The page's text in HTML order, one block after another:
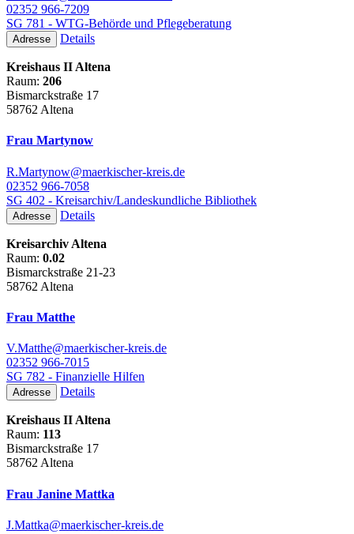
02352 966-7209
SG 781 - WTG-Behörde und Pflegeberatung
Adresse Details
Kreishaus II Altena
Raum: 206
Bismarckstraße 17
58762 Altena
Frau Martynow
R.Martynow@maerkischer-kreis.de
02352 966-7058
SG 402 - Kreisarchiv/Landeskundliche Bibliothek
Adresse Details
Kreisarchiv Altena
Raum: 0.02
Bismarckstraße 21-23
58762 Altena
Frau Matthe
V.Matthe@maerkischer-kreis.de
02352 966-7015
SG 782 - Finanzielle Hilfen
Adresse Details
Kreishaus II Altena
Raum: 113
Bismarckstraße 17
58762 Altena
Frau Janine Mattka
J.Mattka@maerkischer-kreis.de